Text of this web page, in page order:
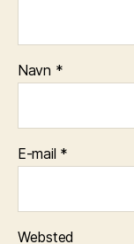
Navn *
E-mail *
Websted